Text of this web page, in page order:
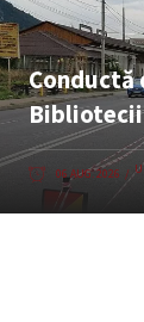
Conductă
Bibliotecii
06 AUG. 2026